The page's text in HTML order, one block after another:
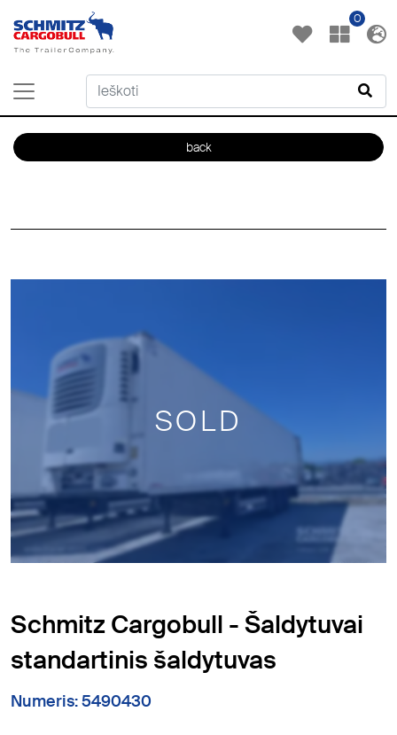
0
back
SOLD
Schmitz Cargobull - Šaldytuvai
standartinis šaldytuvas
Numeris: 5490430